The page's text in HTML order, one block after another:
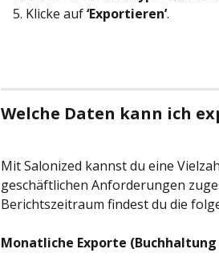
Klicke auf ‘Exportieren’.
Welche Daten kann ich
Mit Salonized kannst du eine
geschäftlichen Anforderungen
Berichtszeitraum findest du die
Monatliche Exporte (Buchhaltung